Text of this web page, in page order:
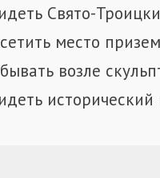
Свято-
место
возле